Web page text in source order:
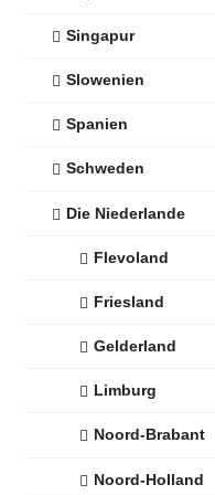
Singapur
Slowenien
Spanien
Schweden
Die Niederlande
Flevoland
Friesland
Gelderland
Limburg
Noord-Brabant
Noord-Holland